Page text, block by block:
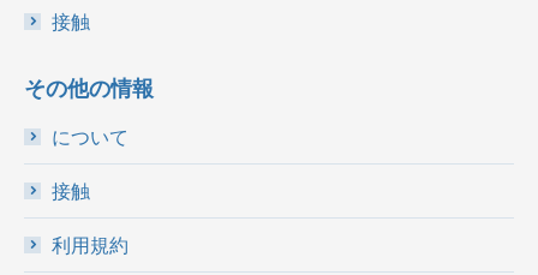
接触
その他の情報
について
接触
利用規約